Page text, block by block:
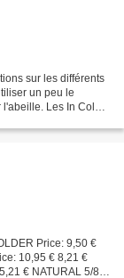
sur les différents
un peu le
Les In Color
Price: 9,50 €
10,95 € 8,21 €
€ NATURAL 5/8"